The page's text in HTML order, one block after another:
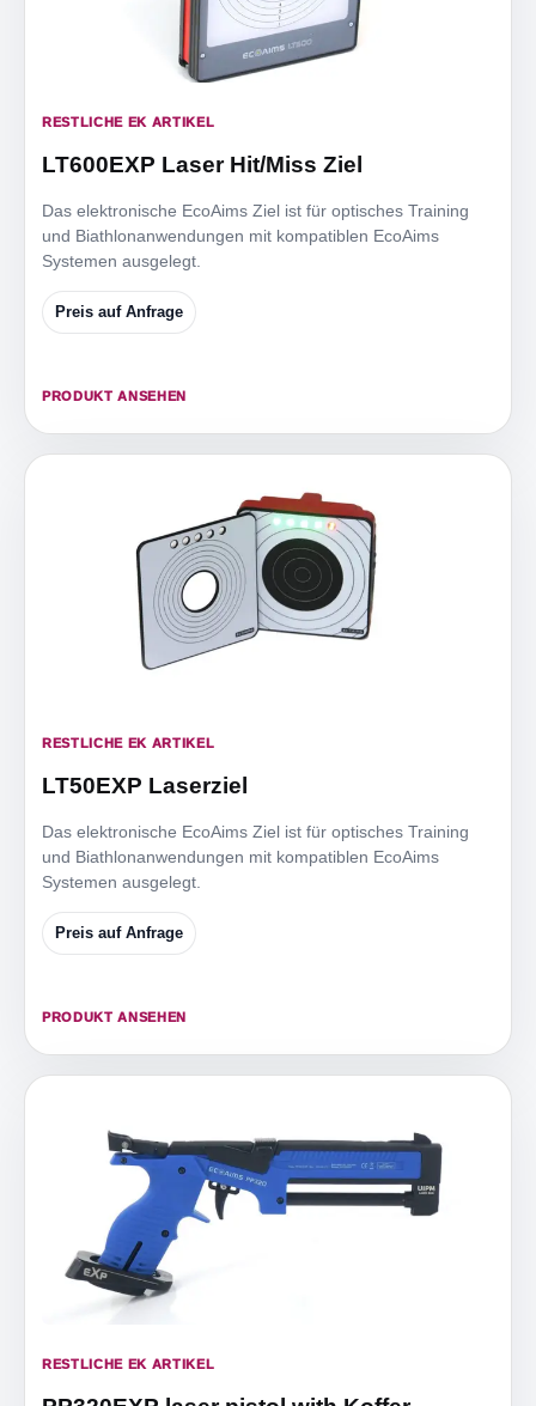
RESTLICHE EK ARTIKEL
LT600EXP Laser Hit/Miss Ziel
Das elektronische EcoAims Ziel ist für optisches Training
und Biathlonanwendungen mit kompatiblen EcoAims
Systemen ausgelegt.
Preis auf Anfrage
PRODUKT ANSEHEN
RESTLICHE EK ARTIKEL
LT50EXP Laserziel
Das elektronische EcoAims Ziel ist für optisches Training
und Biathlonanwendungen mit kompatiblen EcoAims
Systemen ausgelegt.
Preis auf Anfrage
PRODUKT ANSEHEN
RESTLICHE EK ARTIKEL